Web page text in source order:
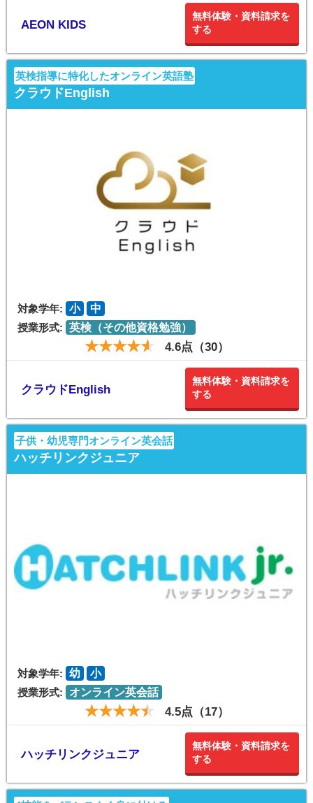
AEON KIDS
無料体験・資料請求を
する
英検指導に特化したオンライン英語塾
クラウドEnglish
対象学年: 小
中
授業形式: 英検（その他資格勉強）
4.6点（30）
クラウドEnglish
無料体験・資料請求を
する
子供・幼児専門オンライン英会話
ハッチリンクジュニア
対象学年: 幼
小
授業形式:
オンライン英会話
4.5点（17）
ハッチリンクジュニア
無料体験・資料請求を
する